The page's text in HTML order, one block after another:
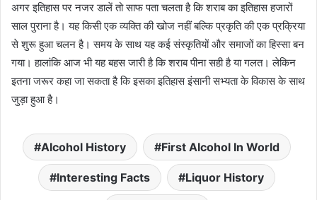
अगर इतिहास पर नजर डालें तो साफ पता चलता है कि शराब का इतिहास हजारों
साल पुराना है। यह किसी एक व्यक्ति की खोज नहीं बल्कि प्रकृति की एक प्रक्रिया
से शुरू हुआ चलन है। समय के साथ यह कई संस्कृतियों और समाजों का हिस्सा बन
गया। हालांकि आज भी यह बहस जारी है कि शराब पीना सही है या गलत। लेकिन
इतना जरूर कहा जा सकता है कि इसका इतिहास इंसानी सभ्यता के विकास के साथ
जुड़ा हुआ है।
Alcohol History First Alcohol In World
Interesting Facts Liquor History